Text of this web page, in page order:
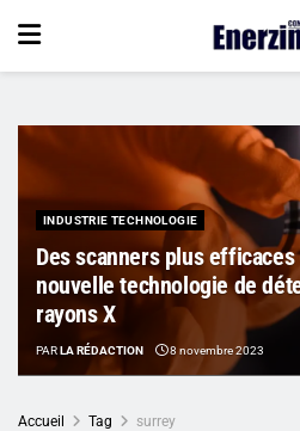
INDUSTRIE TECHNOLOGIE
Des scanners plus
nouvelle technologie de
rayons X
PARLA RÉDACTION 8 novembre 2023
Accueil Tag surrey